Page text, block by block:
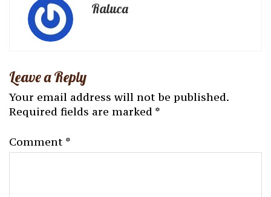
Raluca
Leave a Reply
Your email address will not be published.
Required fields are marked *
Comment *